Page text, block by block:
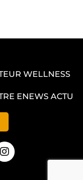
WELLNESS
ENEWS ACTU
I
n